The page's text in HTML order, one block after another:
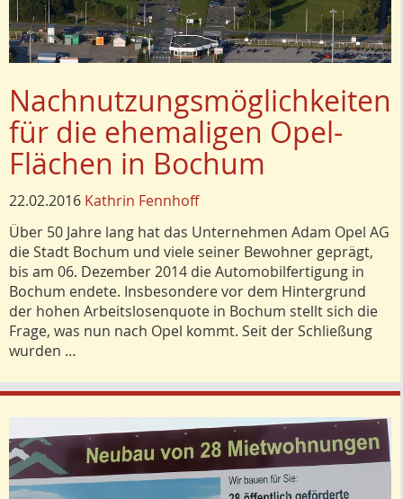
Nachnutzungsmöglichkeiten
für die ehemaligen Opel-
Flächen in Bochum
22.02.2016 Kathrin Fennhoff
Über 50 Jahre lang hat das Unternehmen Adam Opel AG
die Stadt Bochum und viele seiner Bewohner geprägt,
bis am 06. Dezember 2014 die Automobilfertigung in
Bochum endete. Insbesondere vor dem Hintergrund
der hohen Arbeitslosenquote in Bochum stellt sich die
Frage, was nun nach Opel kommt. Seit der Schließung
wurden …